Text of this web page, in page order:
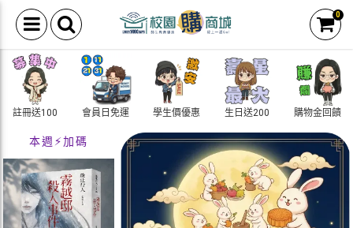
0
註冊送100 會員日免運 學生價優惠 生日送200 購物金回饋
本週⚡加碼